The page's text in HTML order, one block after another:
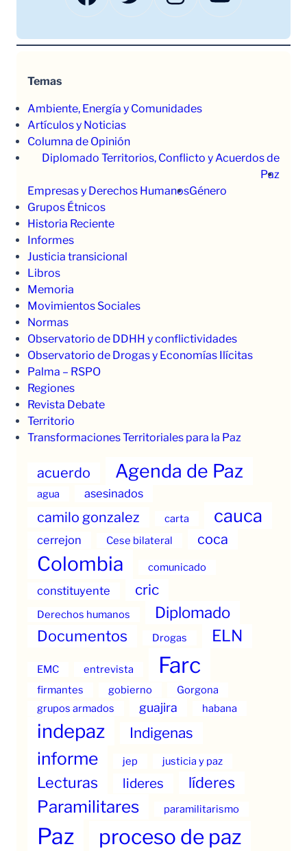
Temas
Ambiente, Energía y Comunidades
Artículos y Noticias
Columna de Opinión
Diplomado Territorios, Conflicto y Acuerdos de
Paz
Empresas y Derechos HumanosGénero
Grupos Étnicos
Historia Reciente
Informes
Justicia transicional
Libros
Memoria
Movimientos Sociales
Normas
Observatorio de DDHH y conflictividades
Observatorio de Drogas y Economías Ilícitas
Palma – RSPO
Regiones
Revista Debate
Territorio
Transformaciones Territoriales para la Paz
acuerdo Agenda de Paz
agua asesinados
camilo gonzalez carta cauca
cerrejon Cese bilateral coca
Colombia comunicado
constituyente cric
Derechos humanos Diplomado
Documentos Drogas ELN
EMC entrevista Farc
firmantes gobierno
Gorgona
grupos armados
guajira habana
indepaz Indigenas
informe jep justicia y paz
Lecturas lideres líderes
Paramilitares paramilitarismo
Paz proceso de paz